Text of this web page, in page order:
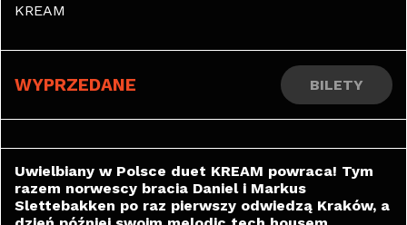
KREAM
WYPRZEDANE BILETY
Uwielbiany w Polsce duet KREAM powraca! Tym
razem norwescy bracia Daniel i Markus
Slettebakken po raz pierwszy odwiedzą Kraków, a